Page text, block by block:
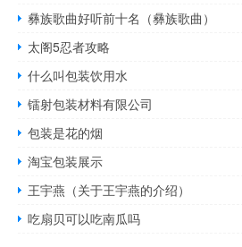
彝族歌曲好听前十名（彝族歌曲）
太阁5忍者攻略
什么叫包装饮用水
镭射包装材料有限公司
包装是花的烟
淘宝包装展示
王宇燕（关于王宇燕的介绍）
吃扇贝可以吃南瓜吗